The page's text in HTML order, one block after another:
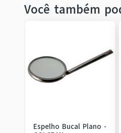
Você também
Espelho Bucal Plano -